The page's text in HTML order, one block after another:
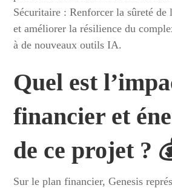
Sécuritaire : Renforcer la sûreté de
et améliorer la résilience du
à de nouveaux outils IA.
Quel est
financier et
de ce projet ?
Sur le plan financier, Genesis